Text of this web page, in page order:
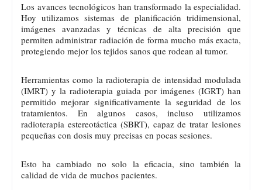
Los avances tecnológicos han transformado la especialidad.
Hoy utilizamos sistemas de planificación tridimensional,
imágenes avanzadas y técnicas de alta precisión que
permiten administrar radiación de forma mucho más exacta,
protegiendo mejor los tejidos sanos que rodean al tumor.
Herramientas como la radioterapia de intensidad modulada
(IMRT) y la radioterapia guiada por imágenes (IGRT) han
permitido mejorar significativamente la seguridad de los
tratamientos. En algunos casos, incluso utilizamos
radioterapia estereotáctica (SBRT), capaz de tratar lesiones
pequeñas con dosis muy precisas en pocas sesiones.
Esto ha cambiado no solo la eficacia, sino también la
calidad de vida de muchos pacientes.